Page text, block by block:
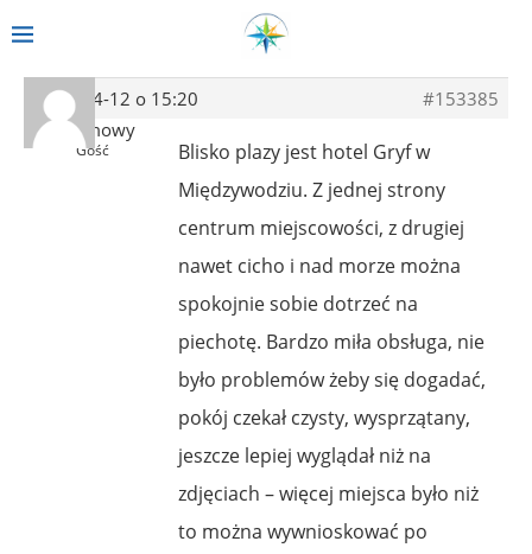
2019-04-12 o 15:20
#153385
Anonimowy
Gość
Blisko plazy jest hotel Gryf w
Międzywodziu. Z jednej strony
centrum miejscowości, z drugiej
nawet cicho i nad morze można
spokojnie sobie dotrzeć na
piechotę. Bardzo miła obsługa, nie
było problemów żeby się dogadać,
pokój czekał czysty, wysprzątany,
jeszcze lepiej wyglądał niż na
zdjęciach – więcej miejsca było niż
to można wywnioskować po